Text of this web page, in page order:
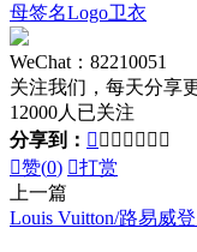
母签名Logo卫衣
WeChat：82210051
关注我们，每天分享
12000人已关注
分享到：       
赞(0) 打赏
上一篇
Louis Vuitton/路易威